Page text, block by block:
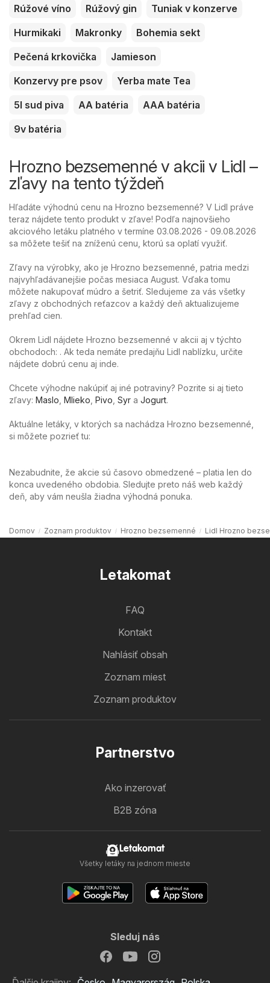
Rúžové víno
Rúžový gin
Tuniak v konzerve
Hurmikaki
Makronky
Bohemia sekt
Pečená krkovička
Jamieson
Konzervy pre psov
Yerba mate Tea
5l sud piva
AA batéria
AAA batéria
9v batéria
Hrozno bezsemenné v akcii v Lidl –
zľavy na tento týždeň
Hľadáte výhodnú cenu na Hrozno bezsemenné? V Lidl práve
teraz nájdete tento produkt v zľave! Podľa najnovšieho
akciového letáku platného v termíne 03.08.2026 - 09.08.2026
sa môžete tešiť na zníženú cenu, ktorú sa oplatí využiť.
Zľavy na výrobky, ako je Hrozno bezsemenné, patria medzi
najvyhľadávanejšie počas mesiaca August. Vďaka tomu
môžete nakupovať múdro a šetriť. Sledujeme za vás všetky
zľavy z obchodných reťazcov a každý deň aktualizujeme
prehľad cien.
Okrem Lidl nájdete Hrozno bezsemenné v akcii aj v týchto
obchodoch: . Ak teda nemáte predajňu Lidl nablízku, určite
nájdete dobrú cenu aj inde.
Chcete výhodne nakúpiť aj iné potraviny? Pozrite si aj tieto
zľavy: Maslo Mlieko Pivo Syr a Jogurt.
Aktuálne letáky, v ktorých sa nachádza Hrozno bezsemenné,
si môžete pozrieť tu:
Nezabudnite, že akcie sú časovo obmedzené – platia len do
konca uvedeného obdobia. Sledujte preto náš web každý
deň, aby vám neušla žiadna výhodná ponuka.
Domov Zoznam produktov Hrozno bezsemenné Lidl Hrozno
Letakomat
FAQ
Kontakt
Nahlásiť obsah
Zoznam miest
Zoznam produktov
Partnerstvo
Ako inzerovať
B2B zóna
Letakomat
Všetky letáky na jednom mieste
Sleduj nás